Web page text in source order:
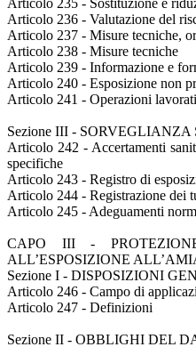
Articolo 235 - Sostituzione e
Articolo 236 - Valutazione del
Articolo 237 - Misure tecniche,
Articolo 238 - Misure tecniche
Articolo 239 - Informazione e
Articolo 240 - Esposizione non
Articolo 241 - Operazioni
Sezione III -
Articolo 242 - Accertamenti
specifiche
Articolo 243 - Registro di
Articolo 244 - Registrazione dei
Articolo 245 - Adeguamenti
CAPO III -
ALL’ESPOSIZIONE
Sezione I - DISPOSIZIONI
Articolo 246 - Campo di
Articolo 247 - Definizioni
Sezione II - OBBLIGHI DEL